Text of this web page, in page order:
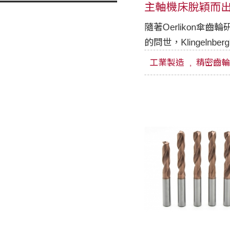
主軸機床脫穎而
隨著Oerlikon傘齒輪
的問世，
次切削方法的新機床
使航空齒輪製造在效
工業製造 精密齒輪